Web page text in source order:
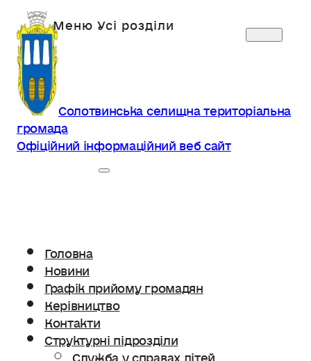
Солотвинська селищна територіальна
громада
Офіційний інформаційний веб сайт
Головна
Новини
Графік прийому громадян
Керівництво
Контакти
Структурні підрозділи
Служба у справах дітей